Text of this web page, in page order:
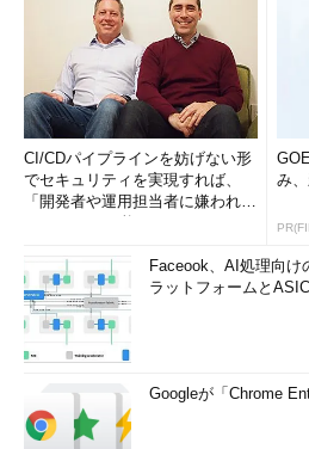
CI/CDパイプラインを妨げない形
でセキュリティを実現すれば、
「開発者や運用担当者に嫌われな
み
Faceook、AI処理向け
ラットフォームと
Googleが「Chrome